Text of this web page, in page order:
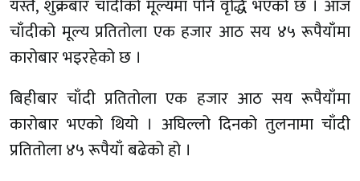
यस्तै, शुक्रबार चाँदीको मूल्यमा पनि वृद्धि भएको छ । आज
चाँदीको मूल्य प्रतितोला एक हजार आठ सय ४५ रूपैयाँमा
कारोबार भइरहेको छ ।
बिहीबार चाँदी प्रतितोला एक हजार आठ सय रूपैयाँमा
कारोबार भएको थियो । अघिल्लो दिनको तुलनामा चाँदी
प्रतितोला ४५ रूपैयाँ बढेको हो ।